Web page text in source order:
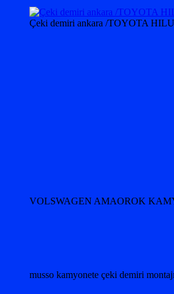
Çeki demiri ankara /TOYOTA
VOLSWAGEN AMAOROK
musso kamyonete çeki demiri